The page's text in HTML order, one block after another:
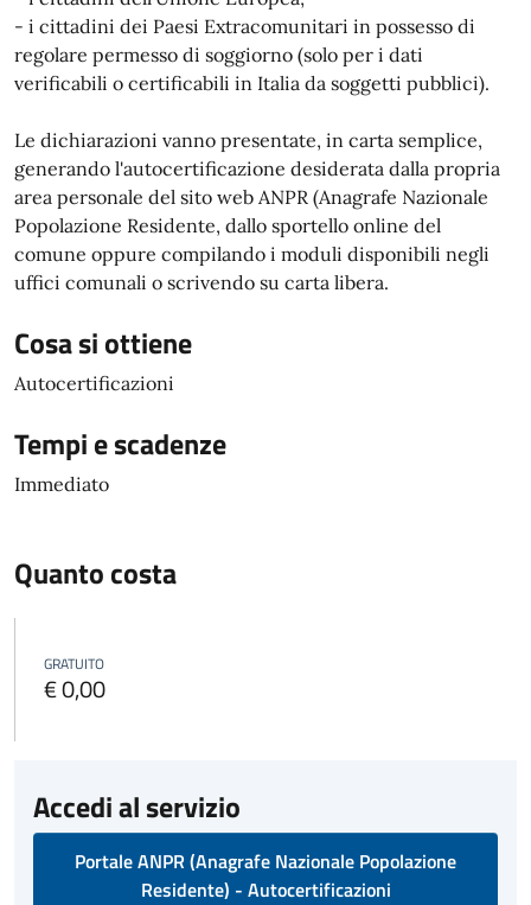
- i cittadini dei Paesi Extracomunitari in possesso di
regolare permesso di soggiorno (solo per i dati
verificabili o certificabili in Italia da soggetti pubblici).
Le dichiarazioni vanno presentate, in carta semplice,
generando l'autocertificazione desiderata dalla propria
area personale del sito web ANPR (Anagrafe Nazionale
Popolazione Residente, dallo sportello online del
comune oppure compilando i moduli disponibili negli
uffici comunali o scrivendo su carta libera.
Cosa si ottiene
Autocertificazioni
Tempi e scadenze
Immediato
Quanto costa
GRATUITO
€ 0,00
Accedi al servizio
Portale ANPR (Anagrafe Nazionale Popolazione
Residente) - Autocertificazioni